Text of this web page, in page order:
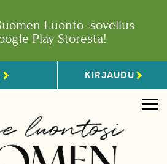
Luonto -sovellus
Play Storesta!
KIRJAUDU